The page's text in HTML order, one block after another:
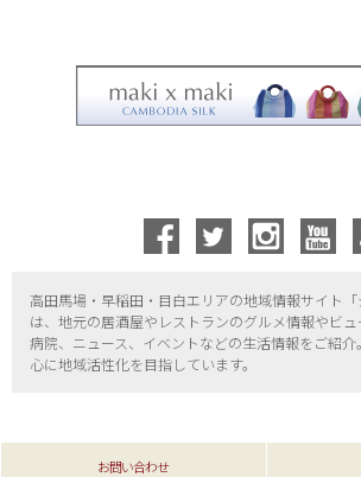
高田馬場・早稲田・目白エリアの地域情報サイト「
は、地元の居酒屋やレストランのグルメ情報やビュ
病院、ニュース、イベントなどの生活情報をご紹介
心に地域活性化を目指しています。
お問い合わせ